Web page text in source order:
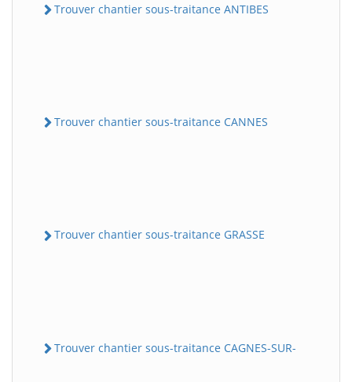
Trouver chantier sous-traitance ANTIBES
Trouver chantier sous-traitance CANNES
Trouver chantier sous-traitance GRASSE
Trouver chantier sous-traitance CAGNES-SUR-